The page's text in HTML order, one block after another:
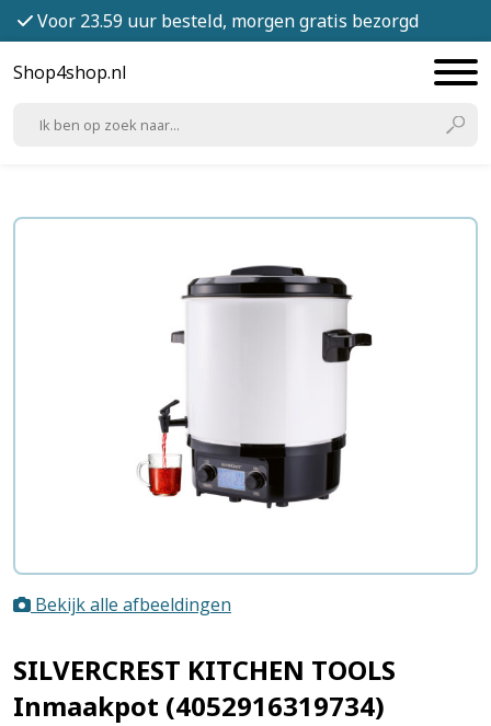
Voor 23.59 uur besteld, morgen gratis bezorgd
Shop4shop.nl
Bekijk alle afbeeldingen
SILVERCREST KITCHEN TOOLS
Inmaakpot (4052916319734)